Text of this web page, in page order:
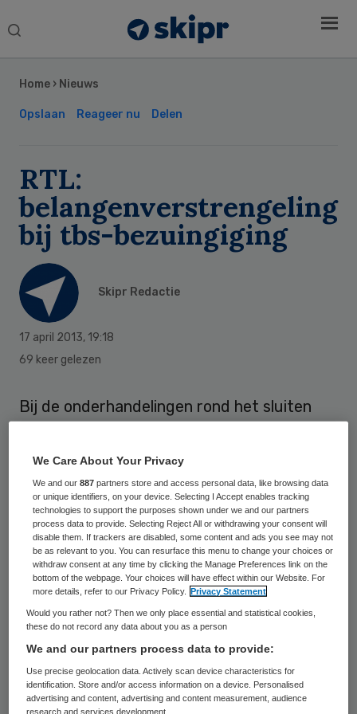
Search
Home › Nieuws
Opslaan Reageer nu Delen
RTL:
belangenverstrengeling
bij tbs-bezuingiging
Skipr Redactie
17 april 2013, 19:18
69 keer gelezen
Bij de onderhandelingen rond het sluiten
belangenverstrengeling. Dat meldt RTL
Nieuws.
Volgens de nieuwszender had
topambtenaar Michel Groothuizen van het
ministerie van Justitie persoonlijk belang bij
het open houden van één kliniek aangezien
zijn vrouw hier werkte. VolgensRTL Nieuws
komt de Dr. Henri van der Hoevenkliniek in
Utrecht goed weg bij de bezuinigingen.
Sidebar
We Care About Your Privacy
We and our887 partners store and access personal data, like browsing data
or unique identifiers, on your device. Selecting I Accept enables tracking
technologies to support the purposes shown under we and our partners
process data to provide. Selecting Reject All or withdrawing your consent will
disable them. If trackers are disabled, some content and ads you see may not
be as relevant to you. You can resurface this menu to change your choices or
withdraw consent at any time by clicking the Manage Preferences link on the
bottom of the webpage. Your choices will have effect within our Website. For
more details, refer to our Privacy Policy.
Privacy Statement
Would you rather not? Then we only place essential and statistical cookies,
these do not record any data about you as a person
We and our partners process data to provide:
Use precise geolocation data. Actively scan device characteristics for
identification. Store and/or access information on a device. Personalised
advertising and content, advertising and content measurement, audience
research and services development.